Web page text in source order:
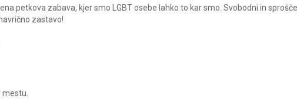
petkova zabava, kjer smo LGBT osebe lahko to kar smo. Svobodni in
zastavo!
mestu.